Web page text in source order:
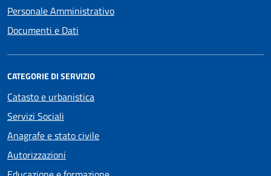
Personale Amministrativo
Documenti e Dati
CATEGORIE DI SERVIZIO
Catasto e urbanistica
Servizi Sociali
Anagrafe e stato civile
Autorizzazioni